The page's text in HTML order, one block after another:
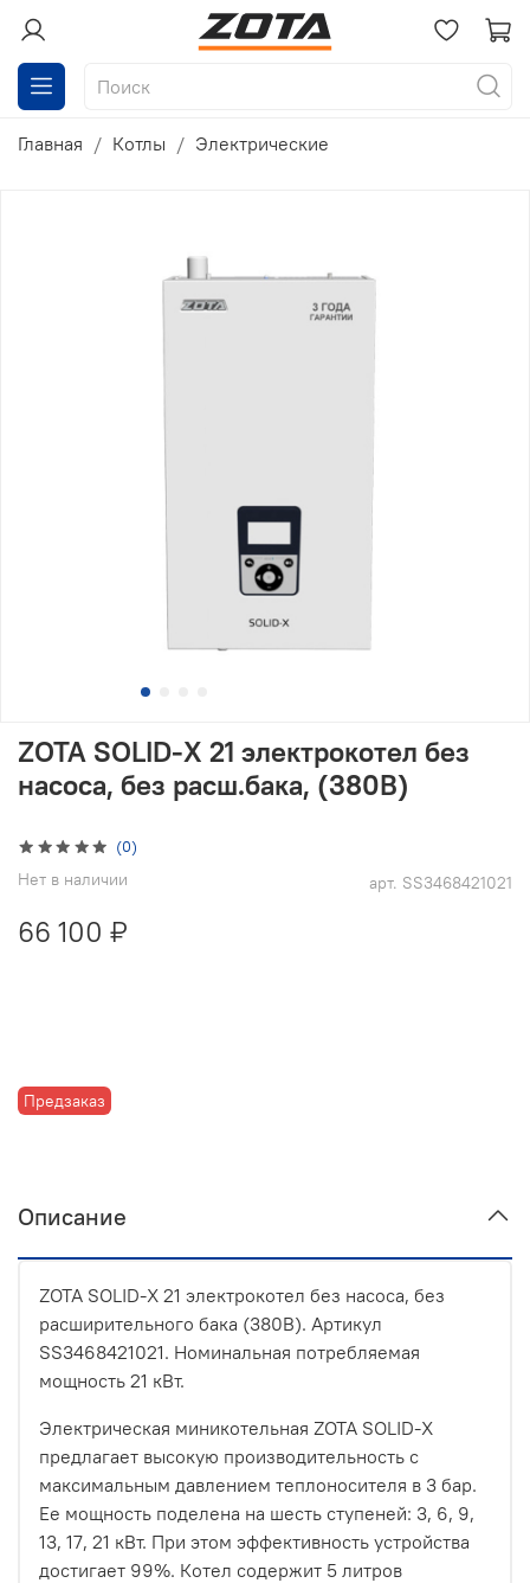
Главная Котлы Электрические
(0)
арт. SS3468421021
Нет в наличии
Предзаказ
ZOTA SOLID-X 21 электрокотел без
насоса, без расш.бака, (380В)
66 100 ₽
Описание
ZOTA SOLID-X 21 электрокотел без насоса, без
расширительного бака (380В). Артикул
SS3468421021. Номинальная потребляемая
мощность 21 кВт.
Электрическая миникотельная ZOTA SOLID-X
предлагает высокую производительность с
максимальным давлением теплоносителя в 3 бар.
Ее мощность поделена на шесть ступеней: 3, 6, 9,
13, 17, 21 кВт. При этом эффективность устройства
достигает 99%. Котел содержит 5 литров